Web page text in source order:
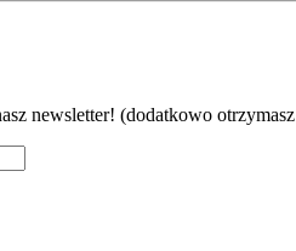
newsletter! (dodatkowo